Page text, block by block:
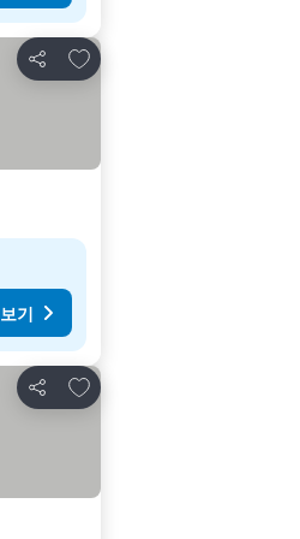
공유
즐겨찾기에 추가
기
공유
즐겨찾기에 추가